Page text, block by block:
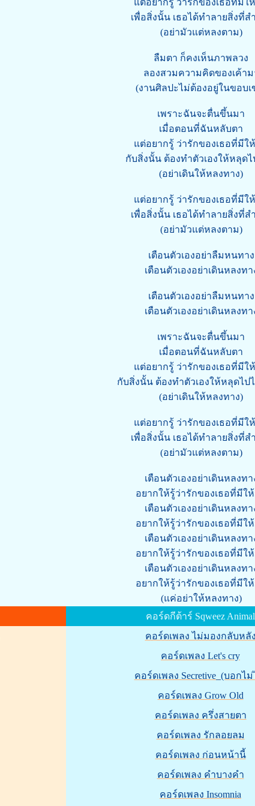
แต่อยากรู้ ว่ารักของเธอที่มีใ
เพื่อสิ่งนั้น เธอได้ทำลายสิ่งที่
(อย่ามัวแต่หลงตาม)
ลืมตา ก็คงเห็นภาพลวง
ลองสวมความคิดของเค้าม
(งานศิลปะไม่ต้องอยู่ในขอบเ
เพราะฉันจะตื่นขึ้นมา
เมื่อตอนที่ฉันหลับตา
แต่อยากรู้ ว่ารักของเธอที่มีใ
กับสิ่งนั้น ต้องทำตัวเองให้หลุด
(อย่าเดินให้หลงทาง)
แต่อยากรู้ ว่ารักของเธอที่มีใ
เพื่อสิ่งนั้น เธอได้ทำลายสิ่งที่
(อย่ามัวแต่หลงตาม)
เตือนตัวเองอย่าลืมหนทาง
เตือนตัวเองอย่าเดินหลงทา
เตือนตัวเองอย่าลืมหนทาง
เตือนตัวเองอย่าเดินหลงทา
เพราะฉันจะตื่นขึ้นมา
เมื่อตอนที่ฉันหลับตา
แต่อยากรู้ ว่ารักของเธอที่มีใ
กับสิ่งนั้น ต้องทำตัวเองให้หลุดไป
(อย่าเดินให้หลงทาง)
แต่อยากรู้ ว่ารักของเธอที่มีใ
เพื่อสิ่งนั้น เธอได้ทำลายสิ่งที่
(อย่ามัวแต่หลงตาม)
เตือนตัวเองอย่าเดินหลงทา
อยากให้รู้ว่ารักของเธอที่มีใ
เตือนตัวเองอย่าเดินหลงทา
อยากให้รู้ว่ารักของเธอที่มีใ
เตือนตัวเองอย่าเดินหลงทา
อยากให้รู้ว่ารักของเธอที่มีใ
เตือนตัวเองอย่าเดินหลงทา
อยากให้รู้ว่ารักของเธอที่มีใ
(แค่อย่าให้หลงทาง)
คอร์ดกีต้าร์ Sqweez Animal
คอร์ดเพลง ไม่มองกลับหลัง
คอร์ดเพลง Let's cry
คอร์ดเพลง Secretive_(บอกไม่
คอร์ดเพลง Grow Old
คอร์ดเพลง ครึ่งสายตา
คอร์ดเพลง รักลอยลม
คอร์ดเพลง ก่อนหน้านี้
คอร์ดเพลง คำบางคำ
คอร์ดเพลง Insomnia